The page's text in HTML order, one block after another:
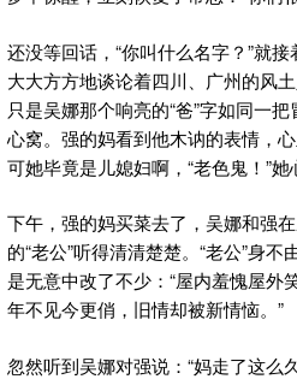
还没等回话，“你叫什么名字？”就
大大方方地谈论着四川、广州的风
只是吴娜那个响亮的“爸”字如同一
心窝。强的妈看到他木讷的表情，
可她毕竟是儿媳妇啊，“老色鬼！”她
下午，强的妈买菜去了，吴娜和强
的“老公”听得清清楚楚。“老公”身
是无意中改了不少：“屋内羞愧屋外
年不见今更俏，旧情却被新情恼。”
忽然听到吴娜对强说：“妈走了这么